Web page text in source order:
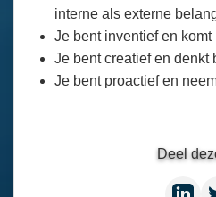
interne als externe
Je bent inventief en
Je bent creatief en denkt
Je bent proactief en
Deel